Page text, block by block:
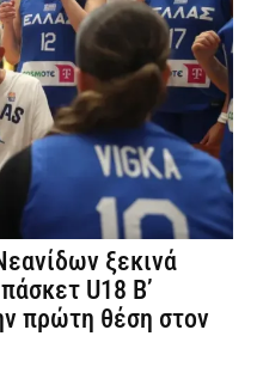
ξεκινά
U18 Β’
πρώτη θέση στον